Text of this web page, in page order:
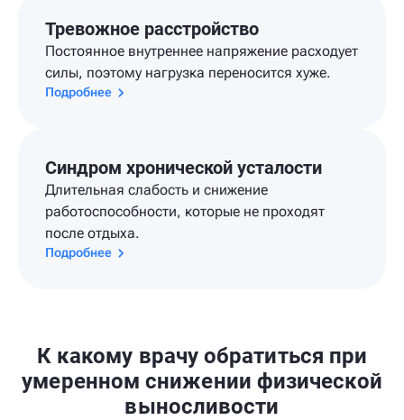
Тревожное расстройство
Постоянное внутреннее напряжение расходует
силы, поэтому нагрузка переносится хуже.
Подробнее
Синдром хронической усталости
Длительная слабость и снижение
работоспособности, которые не проходят
после отдыха.
Подробнее
К какому врачу обратиться при
умеренном снижении физической
выносливости